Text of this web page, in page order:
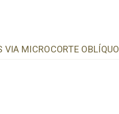
MICROCORTE OBLÍQUO